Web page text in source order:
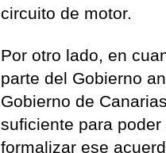
circuito de motor.
Por otro lado, en
parte del Gobierno
Gobierno de
suficiente para
formalizar ese